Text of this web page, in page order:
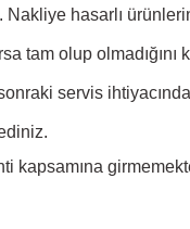
Nakliye hasarlı
tam olup olmadığını
servis
kapsamına